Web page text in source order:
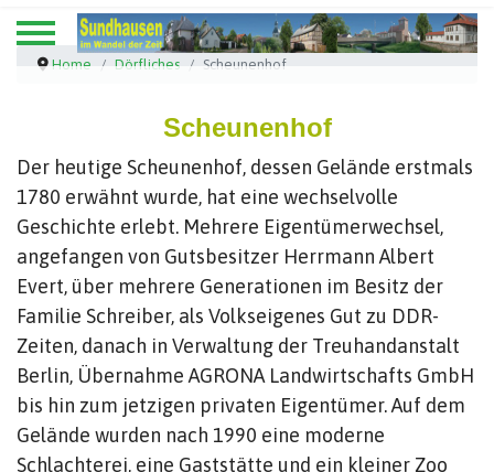
Home Dörfliches Scheunenhof
Scheunenhof
Der heutige Scheunenhof, dessen Gelände erstmals
1780 erwähnt wurde, hat eine wechselvolle
Geschichte erlebt. Mehrere Eigentümerwechsel,
angefangen von Gutsbesitzer Herrmann Albert
Evert, über mehrere Generationen im Besitz der
Familie Schreiber, als Volkseigenes Gut zu DDR-
Zeiten, danach in Verwaltung der Treuhandanstalt
Berlin, Übernahme AGRONA Landwirtschafts GmbH
bis hin zum jetzigen privaten Eigentümer. Auf dem
Gelände wurden nach 1990 eine moderne
Schlachterei, eine Gaststätte und ein kleiner Zoo